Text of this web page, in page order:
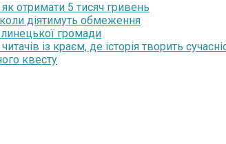
отримати 5 тисяч гривень
діятимуть обмеження
громади
із краєм, де історія творить
квесту